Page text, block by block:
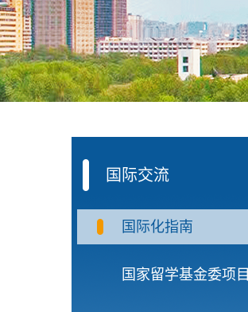
国际交流
国际化指南
国家留学基金委项目